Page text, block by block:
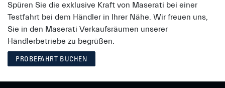
Spüren Sie die exklusive Kraft von Maserati bei einer
Testfahrt bei dem Händler in Ihrer Nähe. Wir freuen uns,
Sie in den Maserati Verkaufsräumen unserer
Händlerbetriebe zu begrüßen.
PROBEFAHRT BUCHEN